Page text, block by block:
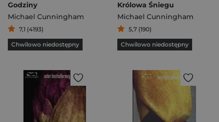
Godziny
Michael Cunningham
7,1 (4193)
Chwilowo niedostępny
Królowa Śniegu
Michael Cunningham
5,7 (190)
Chwilowo niedostępny